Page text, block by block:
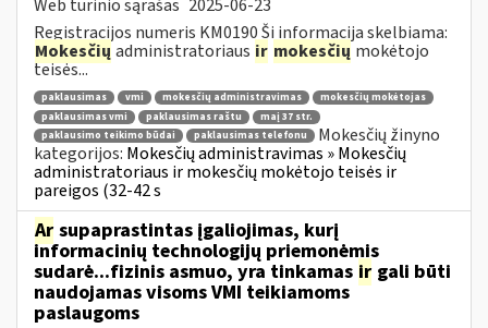
Web turinio sąrašas 2025-06-23
Registracijos numeris KM0190 Ši informacija skelbiama:
Mokesčių administratoriaus ir mokesčių mokėtojo
teisės...
paklausimas vmi mokesčių administravimas
mokesčių mokėtojas
paklausimas vmi
paklausimas raštu
maį 37 str.
paklausimo teikimo būdai
paklausimas telefonu
Mokesčių žinyno
kategorijos: Mokesčių administravimas » Mokesčių
administratoriaus ir mokesčių mokėtojo teisės ir
pareigos (32-42 s
Ar supaprastintas įgaliojimas, kurį
informacinių technologijų priemonėmis
sudarė...fizinis asmuo, yra tinkamas ir gali būti
naudojamas visoms VMI teikiamoms
paslaugoms